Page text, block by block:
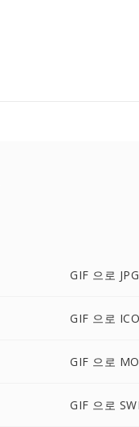
GIF 으로 JPG
GIF 으로
GIF 으로
GIF 으로